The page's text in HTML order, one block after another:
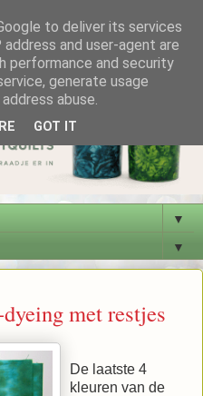
▼
▼
met restjes
De laatste 4
kleuren van de
to deliver its services
and user-agent are
performance and security
generate usage
abuse.
GOT IT